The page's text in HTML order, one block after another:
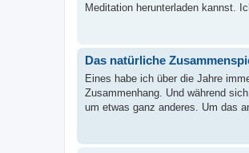
Meditation herunterladen kannst.
Das natürliche
Eines habe ich über die Jahre
Zusammenhang. Und während
um etwas ganz anderes. Um das